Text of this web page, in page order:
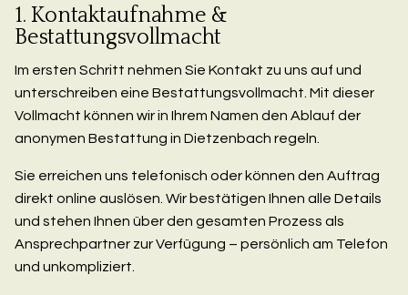
1. Kontaktaufnahme &
Bestattungsvollmacht
Im ersten Schritt nehmen Sie Kontakt zu uns auf und
unterschreiben eine Bestattungsvollmacht. Mit dieser
Vollmacht können wir in Ihrem Namen den Ablauf der
anonymen Bestattung in Dietzenbach regeln.
Sie erreichen uns telefonisch oder können den Auftrag
direkt online auslösen. Wir bestätigen Ihnen alle Details
und stehen Ihnen über den gesamten Prozess als
Ansprechpartner zur Verfügung – persönlich am Telefon
und unkompliziert.